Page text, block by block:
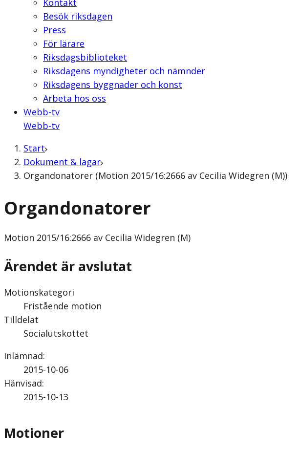
Kontakt
Besök riksdagen
Press
För lärare
Riksdagsbiblioteket
Riksdagens myndigheter och nämnder
Riksdagens byggnader och konst
Arbeta hos oss
Webb-tv
Webb-tv
Start
Dokument & lagar
Organdonatorer (Motion 2015/16:2666 av Cecilia Widegren (M))
Organdonatorer
Motion 2015/16:2666 av Cecilia Widegren (M)
Ärendet är avslutat
Motionskategori
Fristående motion
Tilldelat
Socialutskottet
Inlämnad:
2015-10-06
Hänvisad:
2015-10-13
Motioner